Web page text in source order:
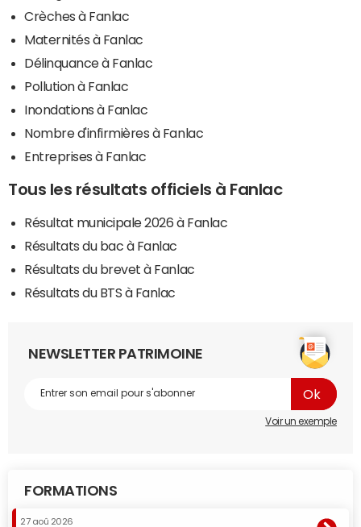
Crèches à Fanlac
Maternités à Fanlac
Délinquance à Fanlac
Pollution à Fanlac
Inondations à Fanlac
Nombre d'infirmières à Fanlac
Entreprises à Fanlac
Tous les résultats officiels à Fanlac
Résultat municipale 2026 à Fanlac
Résultats du bac à Fanlac
Résultats du brevet à Fanlac
Résultats du BTS à Fanlac
NEWSLETTER PATRIMOINE
Voir un exemple
FORMATIONS
27 aoû 2026